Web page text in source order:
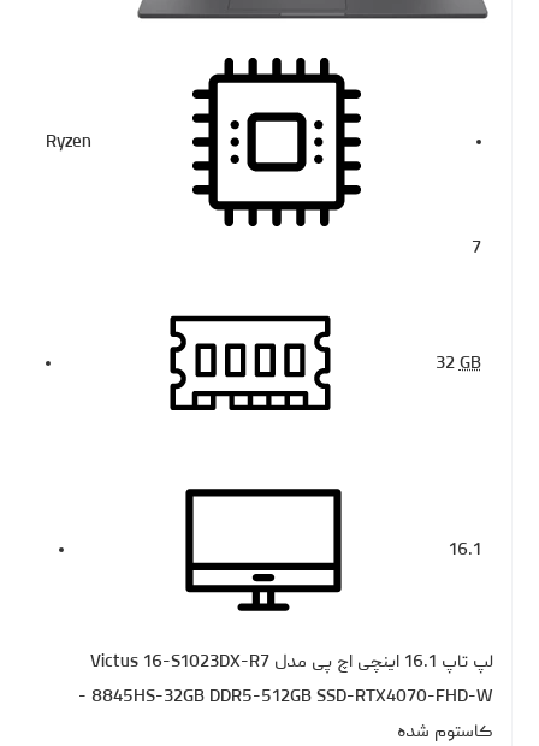
Ryzen
7
32GB
16.1
لپ تاپ 16.1 اینچی اچ‌ پی مدل Victus 16-S1023DX-R7
8845HS-32GB DDR5-512GB SSD-RTX4070-FHD-W -
کاستوم شده